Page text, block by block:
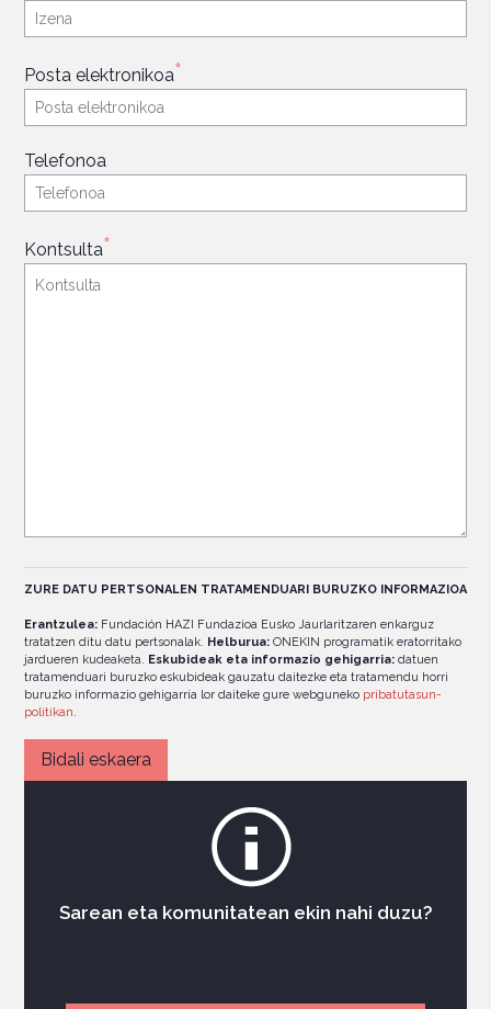
Posta elektronikoa*
Telefonoa
Kontsulta*
ZURE DATU PERTSONALEN TRATAMENDUARI BURUZKO INFORMAZIOA
Erantzulea: Fundación HAZI Fundazioa Eusko Jaurlaritzaren enkarguz
tratatzen ditu datu pertsonalak. Helburua: ONEKIN programatik eratorritako
jardueren kudeaketa. Eskubideak eta informazio gehigarria: datuen
tratamenduari buruzko eskubideak gauzatu daitezke eta tratamendu horri
buruzko informazio gehigarria lor daiteke gure webguneko pribatutasun-
politikan.
Sarean eta komunitatean ekin nahi duzu?